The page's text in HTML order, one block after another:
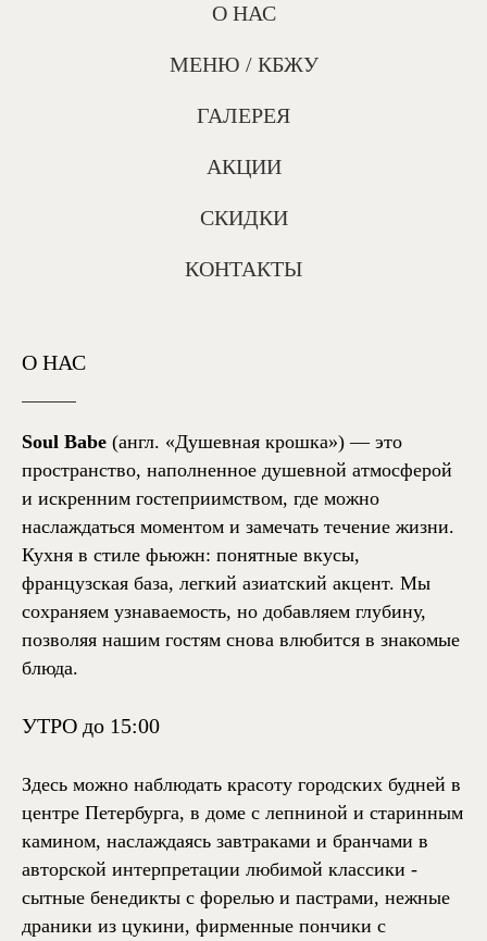
О НАС
МЕНЮ / КБЖУ
ГАЛЕРЕЯ
АКЦИИ
СКИДКИ
КОНТАКТЫ
О НАС
Soul Babe (англ. «Душевная крошка») — это
пространство, наполненное душевной атмосферой
и искренним гостеприимством, где можно
наслаждаться моментом и замечать течение жизни.
Кухня в стиле фьюжн: понятные вкусы,
французская база, легкий азиатский акцент. Мы
сохраняем узнаваемость, но добавляем глубину,
позволяя нашим гостям снова влюбится в знакомые
блюда.
УТРО до 15:00
Здесь можно наблюдать красоту городских будней в
центре Петербурга, в доме с лепниной и старинным
камином, наслаждаясь завтраками и бранчами в
авторской интерпретации любимой классики -
сытные бенедикты с форелью и пастрами, нежные
драники из цукини, фирменные пончики с